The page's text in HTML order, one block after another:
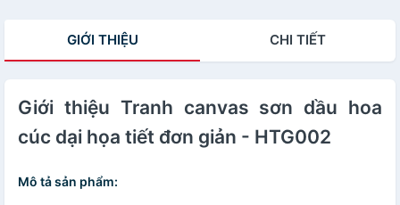
GIỚI THIỆU CHI TIẾT
Giới thiệu Tranh canvas sơn dầu hoa
cúc dại họa tiết đơn giản - HTG002
Mô tả sản phẩm: